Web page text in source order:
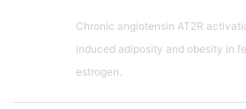
Chronic angiotensin AT2R
induced adiposity and obesity in
estrogen.